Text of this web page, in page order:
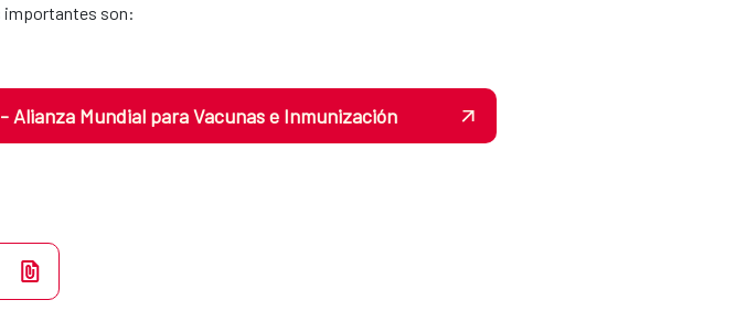
importantes son:
- Alianza Mundial para Vacunas e Inmunización